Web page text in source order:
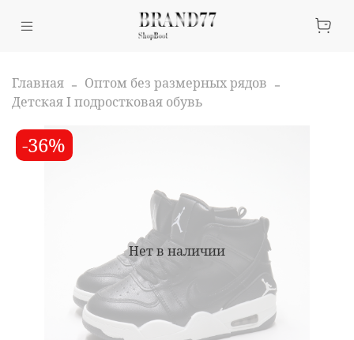
Главная
Оптом без размерных рядов
Детская I подростковая обувь
Нет в наличии
-36%